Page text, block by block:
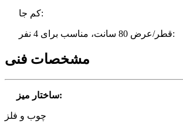
کم جا:
قطر/عرض 80 سانت، مناسب برای 4 نفر:
مشخصات فنی
ساختار میز:
چوب و فلز